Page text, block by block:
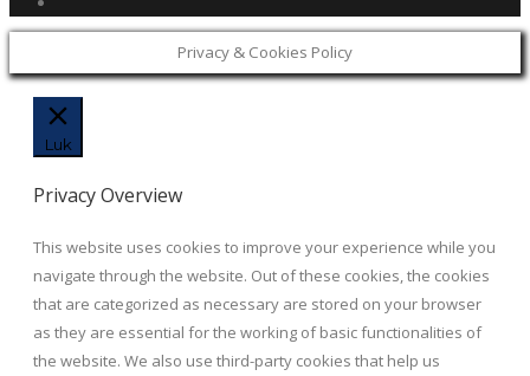
Privacy & Cookies Policy
Luk
Privacy Overview
This website uses cookies to improve your experience while you
navigate through the website. Out of these cookies, the cookies
that are categorized as necessary are stored on your browser
as they are essential for the working of basic functionalities of
the website. We also use third-party cookies that help us